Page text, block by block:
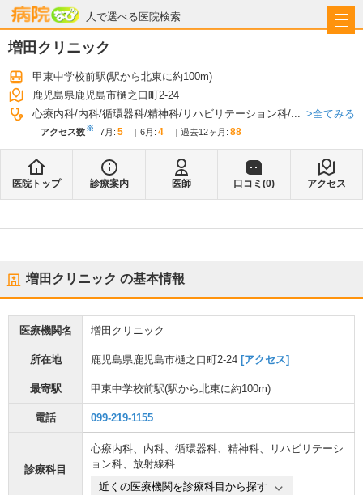
人で選べる医院検索
病院なび
増田クリニック
甲東中学校前駅(駅から北東に約100m)
鹿児島県鹿児島市樋之口町2-24
心療内科 内科 循環器科 精神科 リハビリテーション科 ... 全てみる
アクセス数※ 7月 : 5 6月 : 4 過去12ヶ月: 88
医院トップ 診療案内 医師 口コミ(0) アクセス
増田クリニック の基本情報
医療機関名 増田クリニック
所在地 鹿児島県鹿児島市樋之口町2-24 [アクセス]
最寄駅 甲東中学校前駅(駅から北東に約100m)
電話 099-219-1155
診療科目
心療内科、 内科、 循環器科、 精神科、
リハビリテーシ
ョン科、 放射線科
近くの医療機関を診療科目から探す